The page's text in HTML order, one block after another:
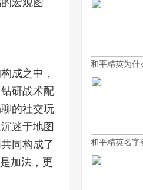
宏观图
成之中，
研战术配
的社交玩
迷于地图
同构成了
加法，更
和平精英为什
和平精英名字